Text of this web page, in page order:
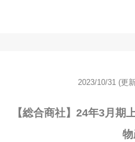
2023/10/31 (更
【総合商社】24年3月